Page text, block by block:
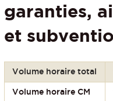
garanties,
et
Volume horaire total
Volume horaire CM